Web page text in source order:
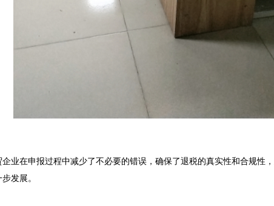
业在申报过程中减少了不必要的错误，确保了退税的真实性和合规性
发展。